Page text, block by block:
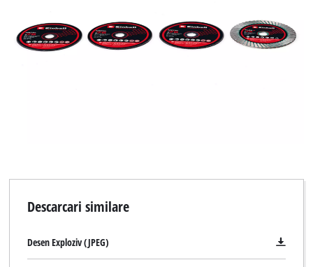
Descarcari similare
Desen Exploziv (JPEG)